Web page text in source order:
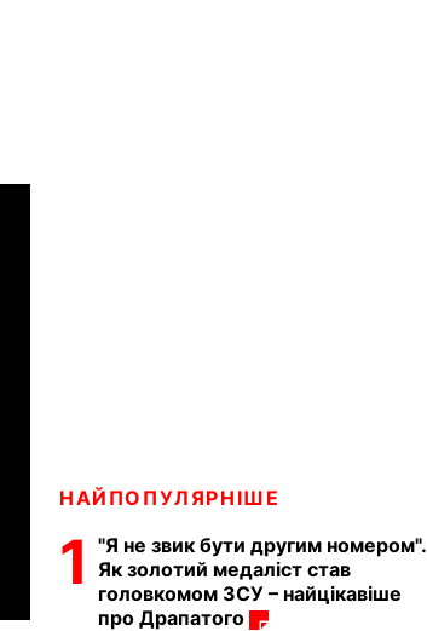
НАЙПОПУЛЯРНІШЕ
1
"Я не звик бути другим номером".
Як золотий медаліст став
головкомом ЗСУ – найцікавіше
про Драпатого